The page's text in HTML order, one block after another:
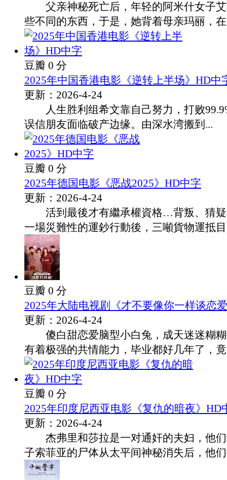
父亲神秘死亡后，年轻的阿米什女子艾
些不同的东西，于是，她背着母亲玛丽，
豆瓣 0 分
2025年中国香港电影《逆转上半场》HD中
更新：2026-4-24
人生胜利组希文靠自己努力，打败
误信朋友面临破产边缘。由深水湾搬到...
豆瓣 0 分
2025年德国电影《恶战2025》HD中字
更新：2026-4-24
活到最後才有繼承權資格…背叛、猜疑
一場災難性的運鈔行動後，三噸貨物運抵
豆瓣 0 分
2025年大陆电视剧《才不要像你一样谈恋
更新：2026-4-24
傻白甜恋爱脑型小白兔，成天迷迷糊糊
有着极强的共情能力，毕业都好几年了，
豆瓣 0 分
2025年印度尼西亚电影《复仇的暗夜》HD
更新：2026-4-24
杰弗里和莎拉是一对通奸的夫妇，他们
子索菲亚的尸体从太平间神秘消失后，他